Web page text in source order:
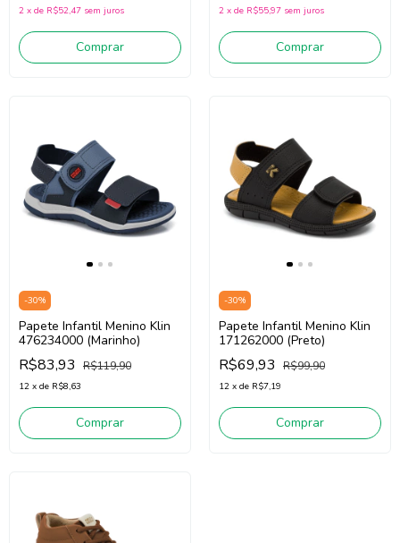
2 x de R$52,47 sem juros
Comprar
2 x de R$55,97 sem juros
Comprar
-30%
Papete Infantil Menino Klin
476234000 (Marinho)
R$83,93 R$119,90
12 x de R$8,63
Comprar
-30%
Papete Infantil Menino Klin
171262000 (Preto)
R$69,93 R$99,90
12 x de R$7,19
Comprar